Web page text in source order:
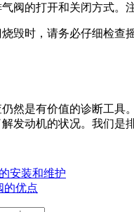
阀的打开和关闭方式。
毁时，请务必仔细检查
然是有价值的诊断工具
发动机的状况。我们是
安装和维护
的优点